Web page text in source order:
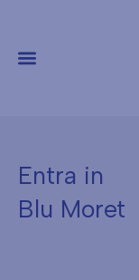
Entra in
Blu Moret